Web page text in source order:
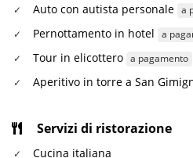
Auto con autista personale a
Pernottamento in hotel a
Tour in elicottero a pagamento
Aperitivo in torre a San
Servizi di ristorazione
Cucina italiana